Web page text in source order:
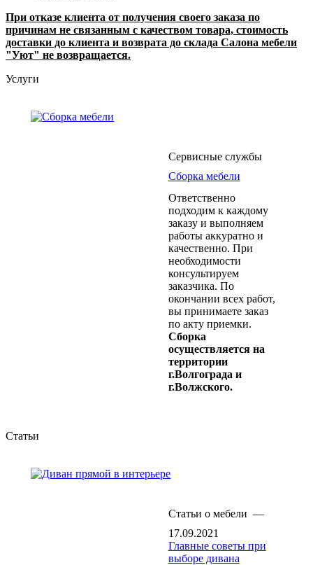
При отказе клиента от получения своего заказа по
причинам не связанным с качеством товара, стоимость
доставки до клиента и возврата до склада Салона мебели
"Уют" не возвращается.
Услуги
Сервисные службы
Сборка мебели
Ответственно
подходим к каждому
заказу и выполняем
работы аккуратно и
качественно. При
необходимости
консультируем
заказчика. По
окончании всех работ,
вы принимаете заказ
по акту приемки.
Сборка
осуществляется на
территории
г.Волгограда и
г.Волжского.
Статьи
Статьи о мебели —
17.09.2021
Главные советы при
выборе дивана